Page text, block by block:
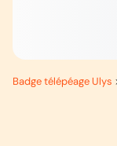
Badge télépéage Ulys